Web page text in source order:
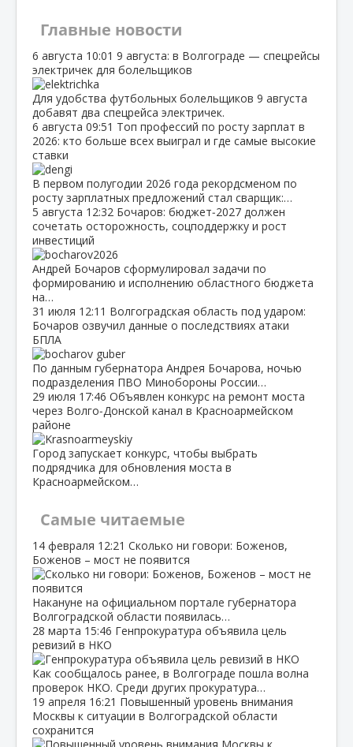
Главные новости
6 августа 10:01 9 августа: в Волгограде — спецрейсы
электричек для болельщиков
Для удобства футбольных болельщиков 9 августа
добавят два спецрейса электричек.
6 августа 09:51 Топ профессий по росту зарплат в
2026: кто больше всех выиграл и где самые высокие
ставки
В первом полугодии 2026 года рекордсменом по
росту зарплатных предложений стал сварщик:…
5 августа 12:32 Бочаров: бюджет‑2027 должен
сочетать осторожность, соцподдержку и рост
инвестиций
Андрей Бочаров сформулировал задачи по
формированию и исполнению областного бюджета
на…
31 июля 12:11 Волгоградская область под ударом:
Бочаров озвучил данные о последствиях атаки
БПЛА
По данным губернатора Андрея Бочарова, ночью
подразделения ПВО Минобороны России…
29 июля 17:46 Объявлен конкурс на ремонт моста
через Волго‑Донской канал в Красноармейском
районе
Город запускает конкурс, чтобы выбрать
подрядчика для обновления моста в
Красноармейском…
Самые читаемые
14 февраля 12:21 Сколько ни говори: Боженов,
Боженов – мост не появится
Накануне на официальном портале губернатора
Волгоградской области появилась…
28 марта 15:46 Генпрокуратура объявила цель
ревизий в НКО
Как сообщалось ранее, в Волгограде пошла волна
проверок НКО. Среди других прокуратура…
19 апреля 16:21 Повышенный уровень внимания
Москвы к ситуации в Волгоградской области
сохранится